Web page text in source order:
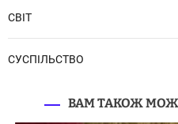
СВІТ
СУСПІЛЬСТВО
ВАМ ТАКОЖ